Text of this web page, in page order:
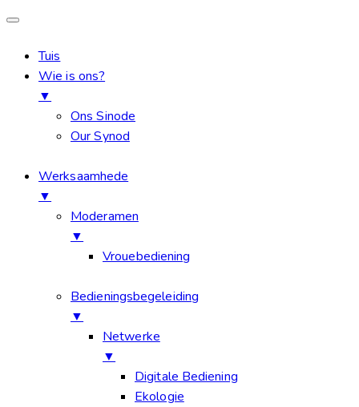
Tuis
Wie is ons?
▼
Ons Sinode
Our Synod
Werksaamhede
▼
Moderamen
▼
Vrouebediening
Bedieningsbegeleiding
▼
Netwerke
▼
Digitale Bediening
Ekologie